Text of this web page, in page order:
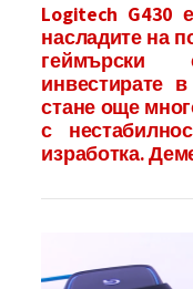
Logitech G430
насладите на
геймърски
инвестирате
стане още
с
изработка.